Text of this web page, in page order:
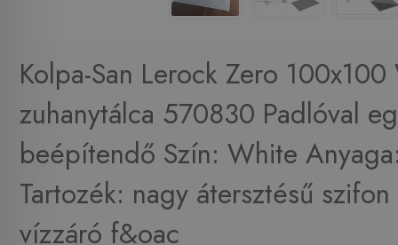
Kolpa-San Lerock Zero
zuhanytálca 570830 Padlóval
beépítendő Szín: White
Tartozék: nagy átersztésű
vízzáró f&oac